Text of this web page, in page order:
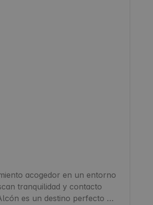
acogedor en un entorno
tranquilidad y contacto
es un destino perfecto